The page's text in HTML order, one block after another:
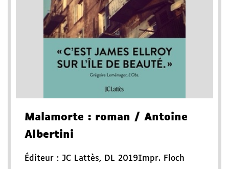
Malamorte : roman / Antoine
Albertini
Éditeur : JC Lattès, DL 2019Impr. Floch